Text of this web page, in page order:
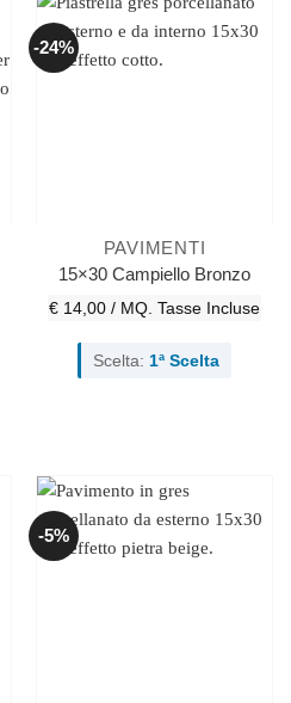
-24%
PAVIMENTI
15×30 Campiello Bronzo
€ 14,00 / MQ. Tasse Incluse
Scelta: 1ª Scelta
-5%